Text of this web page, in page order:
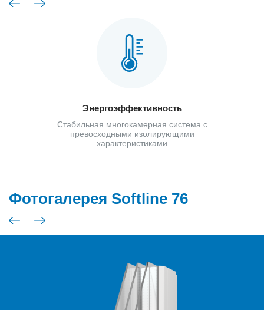
Энергоэффективность
Стабильная многокамерная система с
превосходными изолирующими
характеристиками
Фотогалерея Softline 76